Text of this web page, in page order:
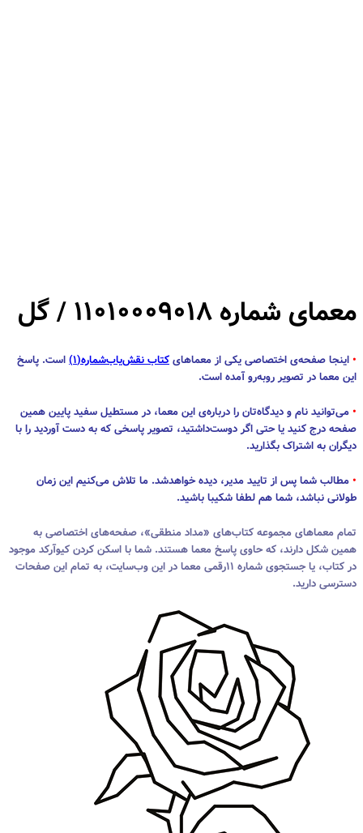
معمای شماره ۱۱۰۱۰۰۰۹۰۱۸ / گل
•اینجا صفحه‌ی اختصاصی یکی از معماهایکتاب نقش‌یاب‌شماره(۱)
است. پاسخ
این معما در تصویر روبه‌رو آمده است.
•می‌توانید نام و دیدگاه‌تان را درباره‌ی این معما، در مستطیل سفید پایین همین
صفحه درج کنید یا حتی اگر دوست‌داشتید، تصویر پاسخی که به دست آوردید را با
دیگران به اشتراک بگذارید.
•مطالب شما پس از تایید مدیر، دیده خواهدشد. ما تلاش می‌کنیم این زمان
طولانی نباشد، شما هم لطفا شکیبا باشید.
تمام معماهای مجموعه کتاب‌های «مداد منطقی»، صفحه‌های اختصاصی به
همین شکل دارند، که حاوی پاسخ معما هستند. شما با اسکن کردن کیوآرکد موجود
در کتاب، یا جستجوی شماره ۱۱رقمی معما در این وب‌سایت، به تمام این صفحات
دسترسی دارید.